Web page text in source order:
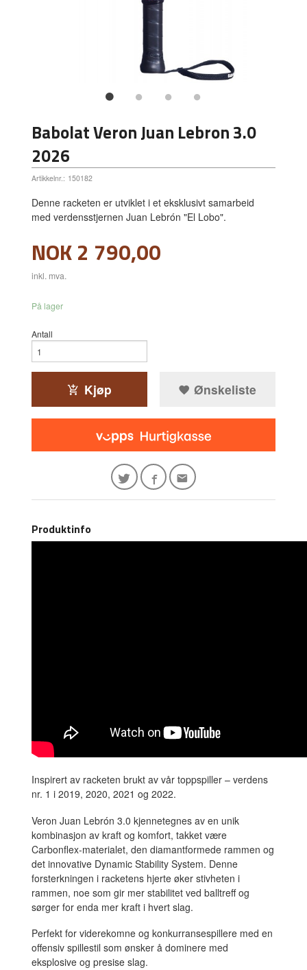
Babolat Veron Juan Lebron 3.0
2026
Artikkelnr.: 150182
Denne racketen er utviklet i et eksklusivt samarbeid
med verdensstjernen Juan Lebrón "El Lobo".
Pris
NOK2 790,00
inkl. mva.
På lager
Antall
Kjøp Ønskeliste
Produktinfo
Inspirert av racketen brukt av vår toppspiller – verdens
nr. 1 i 2019, 2020, 2021 og 2022.
Veron Juan Lebrón 3.0 kjennetegnes av en unik
kombinasjon av kraft og komfort, takket være
Carbonflex-materialet, den diamantformede rammen og
det innovative Dynamic Stability System. Denne
forsterkningen i racketens hjerte øker stivheten i
rammen, noe som gir mer stabilitet ved balltreff og
sørger for enda mer kraft i hvert slag.
Perfekt for viderekomne og konkurransespillere med en
offensiv spillestil som ønsker å dominere med
eksplosive og presise slag.